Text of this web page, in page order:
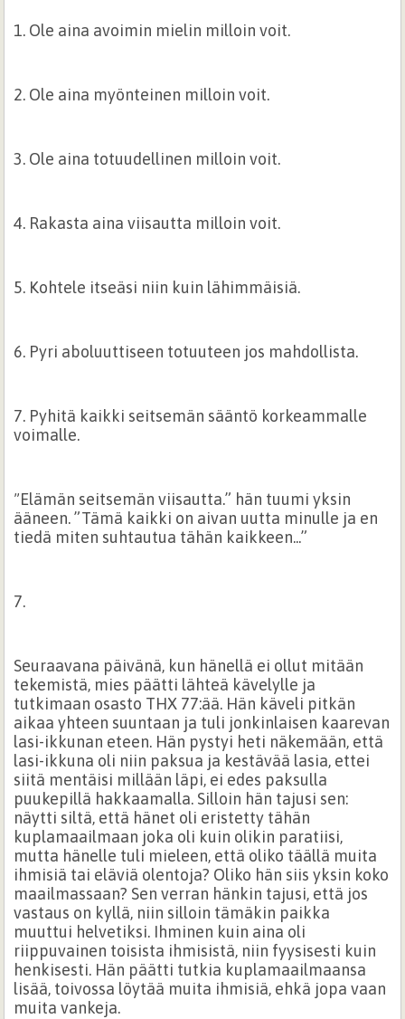
1. Ole aina avoimin mielin milloin voit.
2. Ole aina myönteinen milloin voit.
3. Ole aina totuudellinen milloin voit.
4. Rakasta aina viisautta milloin voit.
5. Kohtele itseäsi niin kuin lähimmäisiä.
6. Pyri aboluuttiseen totuuteen jos mahdollista.
7. Pyhitä kaikki seitsemän sääntö korkeammalle
voimalle.
”Elämän seitsemän viisautta.” hän tuumi yksin
ääneen. ”Tämä kaikki on aivan uutta minulle ja en
tiedä miten suhtautua tähän kaikkeen...”
7.
Seuraavana päivänä, kun hänellä ei ollut mitään
tekemistä, mies päätti lähteä kävelylle ja
tutkimaan osasto THX 77:ää. Hän käveli pitkän
aikaa yhteen suuntaan ja tuli jonkinlaisen kaarevan
lasi-ikkunan eteen. Hän pystyi heti näkemään, että
lasi-ikkuna oli niin paksua ja kestävää lasia, ettei
siitä mentäisi millään läpi, ei edes paksulla
puukepillä hakkaamalla. Silloin hän tajusi sen:
näytti siltä, että hänet oli eristetty tähän
kuplamaailmaan joka oli kuin olikin paratiisi,
mutta hänelle tuli mieleen, että oliko täällä muita
ihmisiä tai eläviä olentoja? Oliko hän siis yksin koko
maailmassaan? Sen verran hänkin tajusi, että jos
vastaus on kyllä, niin silloin tämäkin paikka
muuttui helvetiksi. Ihminen kuin aina oli
riippuvainen toisista ihmisistä, niin fyysisesti kuin
henkisesti. Hän päätti tutkia kuplamaailmaansa
lisää, toivossa löytää muita ihmisiä, ehkä jopa vaan
muita vankeja.